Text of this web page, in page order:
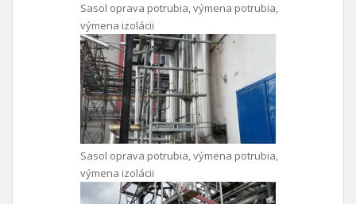
Sasol oprava potrubia, výmena potrubia,
výmena izolácii
Sasol oprava potrubia, výmena potrubia,
výmena izolácii